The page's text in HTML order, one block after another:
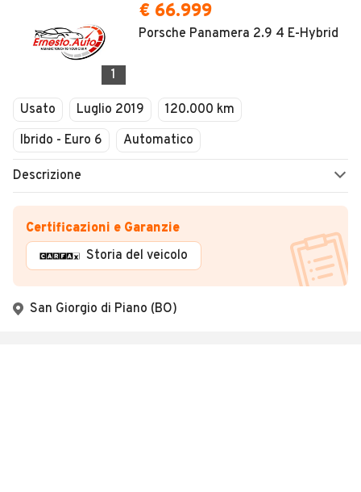
1
€ 66.999
Porsche Panamera 2.9 4 E-Hybrid
Usato Luglio 2019
120.000 km
Ibrido - Euro 6
Automatico
Descrizione
Certificazioni e Garanzie
Storia del veicolo
San Giorgio di Piano (BO)